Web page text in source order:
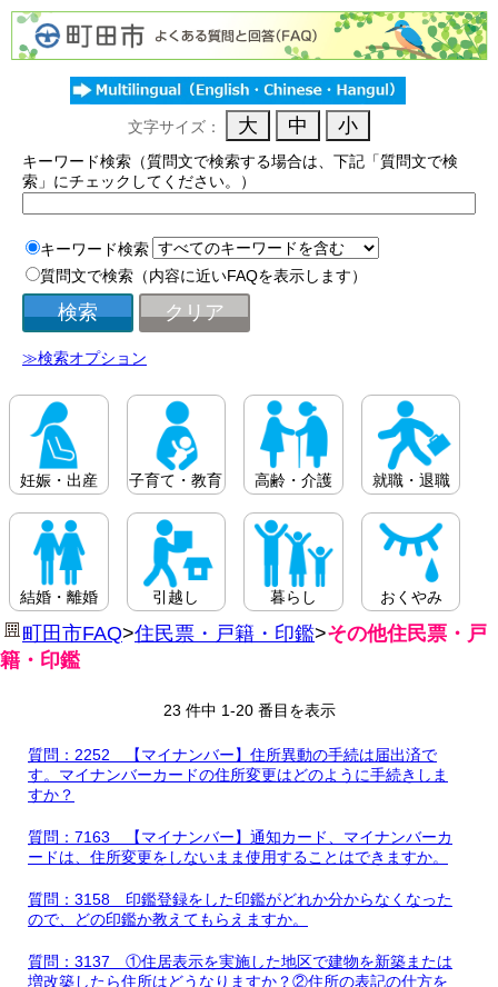
文字サイズ：
キーワード検索（質問文で検索する場合は、下記「質問文で検
索」にチェックしてください。）
キーワード検索
質問文で検索（内容に近いFAQを表示します）
≫検索オプション
妊娠・出産 子育て・教育 高齢・介護 就職・退職
結婚・離婚 引越し 暮らし おくやみ
町田市FAQ>住民票・戸籍・印鑑>その他住民票・戸
籍・印鑑
23 件中 1-20 番目を表示
質問：2252 【マイナンバー】住所異動の手続は届出済で
す。マイナンバーカードの住所変更はどのように手続きしま
すか？
質問：7163 【マイナンバー】通知カード、マイナンバーカ
ードは、住所変更をしないまま使用することはできますか。
質問：3158 印鑑登録をした印鑑がどれか分からなくなった
ので、どの印鑑か教えてもらえますか。
質問：3137 ①住居表示を実施した地区で建物を新築または
増改築したら住所はどうなりますか？②住所の表記の仕方を